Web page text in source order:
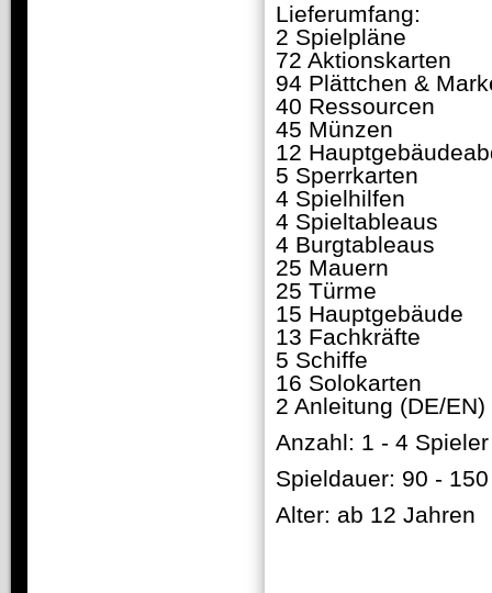
Lieferumfang:
2 Spielpläne
72 Aktionskarten
94 Plättchen &
40 Ressourcen
45 Münzen
12
5 Sperrkarten
4 Spielhilfen
4 Spieltableaus
4 Burgtableaus
25 Mauern
25 Türme
15 Hauptgebäude
13 Fachkräfte
5 Schiffe
16 Solokarten
2 Anleitung (DE/EN)
Anzahl: 1 - 4 Spieler
Spieldauer: 90 -
Alter: ab 12 Jahren